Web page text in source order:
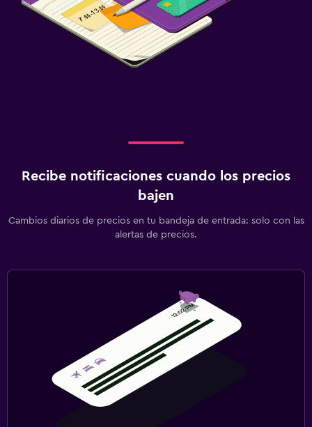
Recibe notificaciones cuando los precios
bajen
Cambios diarios de precios en tu bandeja de entrada: solo con las
alertas de precios.